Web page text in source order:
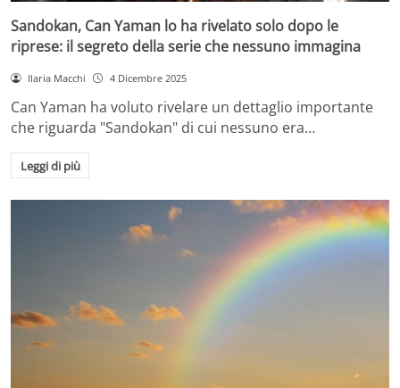
Sandokan, Can Yaman lo ha rivelato solo dopo le
riprese: il segreto della serie che nessuno immagina
Ilaria Macchi 4 Dicembre 2025
Can Yaman ha voluto rivelare un dettaglio importante
che riguarda "Sandokan" di cui nessuno era…
Leggi di più